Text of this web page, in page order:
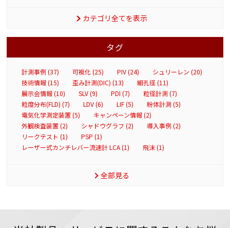
カテゴリ全てを表示
タグ
計測事例 (37) 可視化 (25) PIV (24)
シュリーレン (20)
技術情報 (15)
歪み計測(DIC) (13)
細孔径 (11)
展示会情報 (10)
SLV (9) PDI (7)
粒径計測 (7)
粒度分布(FLD) (7)
LDV (6) LIF (5)
粉体計測 (5)
電気化学測定装置 (5)
キャンペーン情報 (2)
外観検査装置 (2)
シャドウグラフ (2)
導入事例 (2)
リークテスト (1)
PSP (1)
レーザー式カンチレバー流速計 LCA (1)
飛沫 (1)
全部見る